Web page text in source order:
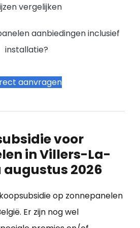
vergelijken
aanbiedingen inclusief
installatie?
aanvragen
voor
in Villers-La-
augustus 2026
op zonnepanelen
Er zijn nog wel